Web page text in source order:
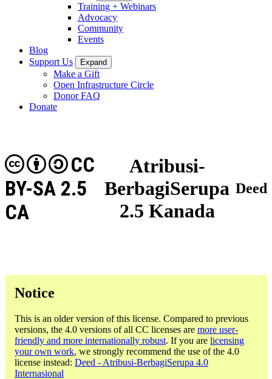
Training + Webinars
Advocacy
Community
Events
Blog
Support Us
Expand
Make a Gift
Open Infrastructure Circle
Donor FAQ
Donate
Atribusi-
BerbagiSerupa
2.5 Kanada
CC
BY-SA 2.5
CA
Deed
Notice
This is an older version of this license. Compared to previous
versions, the 4.0 versions of all CC licenses are more user-
friendly and more internationally robust. If you are licensing
your own work, we strongly recommend the use of the 4.0
license instead: Deed - Atribusi-BerbagiSerupa 4.0
Internasional